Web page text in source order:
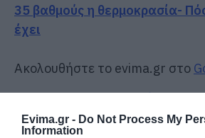
Evima.gr - Do Not Process My
Information
35 βαθμούς η θερμοκρασία-
έχει
Ακολουθήστε το evima.gr στο
Διαβάστε όλες τις
τελευταίες